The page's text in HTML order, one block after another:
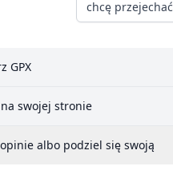
chcę przejechać
GPX
swojej stronie
albo podziel się swoją